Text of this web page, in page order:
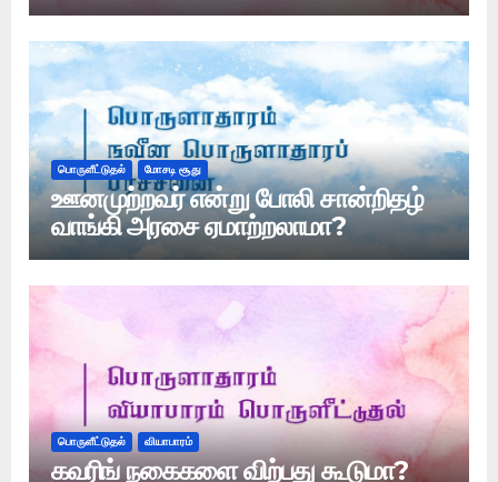
பொருளீட்டுதல் மோசடி சூது
ஊனமுற்றவர் என்று போலி சான்றிதழ்
வாங்கி அரசை ஏமாற்றலாமா?
பொருளீட்டுதல் வியாபாரம்
கவரிங் நகைகளை விற்பது கூடுமா?